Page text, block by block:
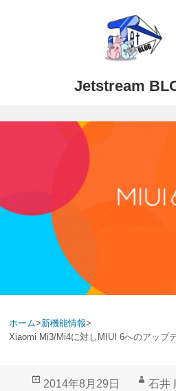
Jetstream
ホーム>新機能情報>
Xiaomi Mi3/Mi4に対しMIUI 6へのアップ
投
2014年8月29日
作
石井